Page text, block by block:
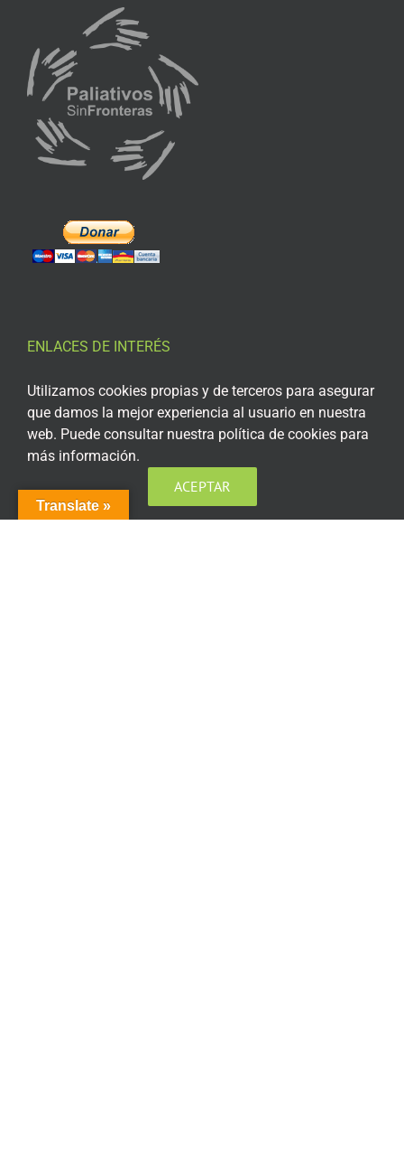
ENLACES DE INTERÉS
Aviso Legal
Política de privacidad
Política de privacidad Redes Sociales
Política de cookies
Translate »
Utilizamos cookies propias y de terceros para asegurar
que damos la mejor experiencia al usuario en nuestra
web. Puede consultar nuestra política de cookies para
más información.
ACEPTAR